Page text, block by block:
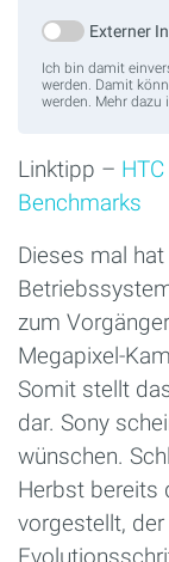
Externer
Ich bin damit
werden. Damit
werden. Mehr dazu
Linktipp –
Benchmarks
Dieses mal
zum
Megapixel-
Somit stellt
dar. Sony
wünschen.
Herbst bereits
vorgestellt,